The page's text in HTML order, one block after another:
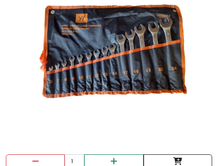
BROCHA PRETUL 2.1/2